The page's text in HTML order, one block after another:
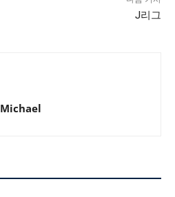
J리그
Michael